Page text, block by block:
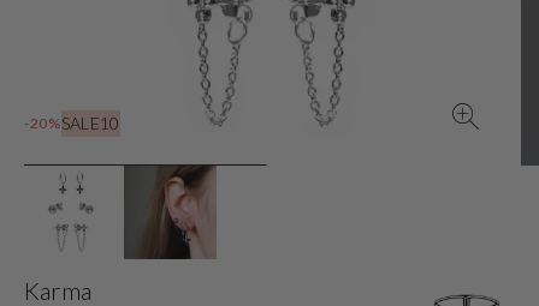
-20%SALE10
Galerieansicht
Karma